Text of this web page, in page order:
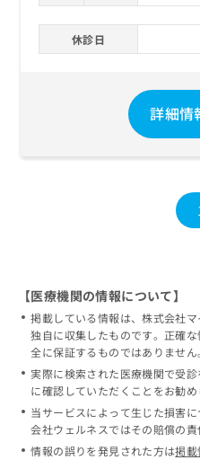
休診日
詳細情
【医療機関の情報について】
掲載している情報は、株式会社
独自に収集したものです。正確
全に保証するものではありません
実際に検索された医療機関で受
に確認していただくことをお勧め
当サービスによって生じた損害
会社ウェルネスではその賠償の
情報の誤りを発見された方は掲